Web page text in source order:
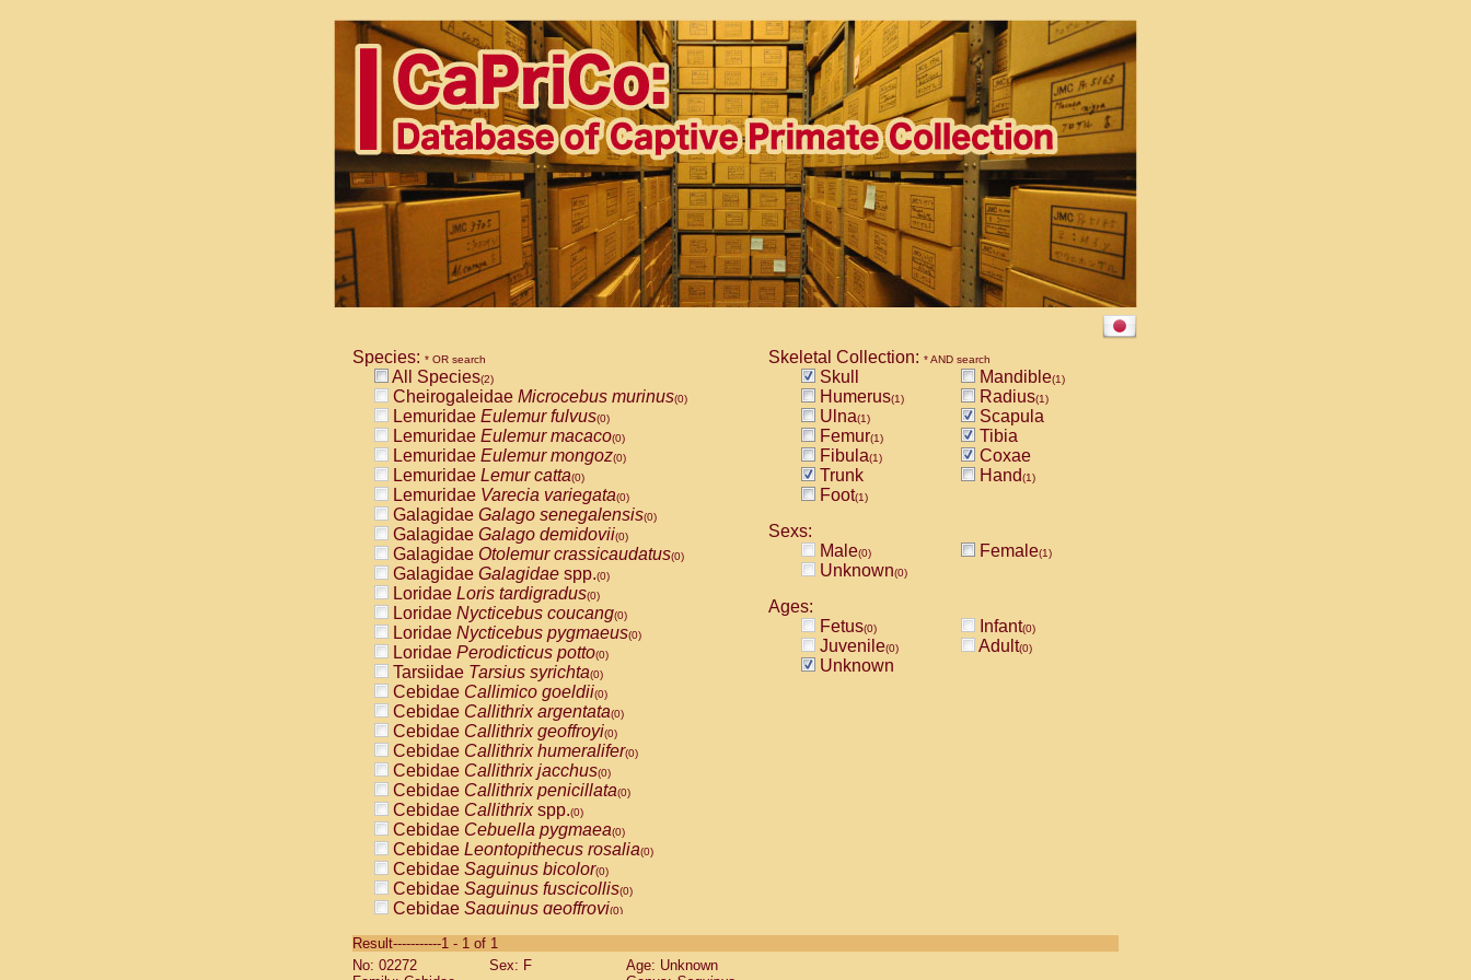
Species: * OR search
All Species(2)
Cheirogaleidae Microcebus murinus(0)
Lemuridae Eulemur fulvus(0)
Lemuridae Eulemur macaco(0)
Lemuridae Eulemur mongoz(0)
Lemuridae Lemur catta(0)
Lemuridae Varecia variegata(0)
Galagidae Galago senegalensis(0)
Galagidae Galago demidovii(0)
Galagidae Otolemur crassicaudatus(0)
Galagidae Galagidae spp.(0)
Loridae Loris tardigradus(0)
Loridae Nycticebus coucang(0)
Loridae Nycticebus pygmaeus(0)
Loridae Perodicticus potto(0)
Tarsiidae Tarsius syrichta(0)
Cebidae Callimico goeldii(0)
Cebidae Callithrix argentata(0)
Cebidae Callithrix geoffroyi(0)
Cebidae Callithrix humeralifer(0)
Cebidae Callithrix jacchus(0)
Cebidae Callithrix penicillata(0)
Cebidae Callithrixspp.(0)
Cebidae Cebuella pygmaea(0)
Cebidae Leontopithecus rosalia(0)
Cebidae Saguinus bicolor(0)
Cebidae Saguinus fuscicollis(0)
Cebidae Saguinus geoffroyi(0)
CebidaeSaguinus labiatus(0)
Cebidae Saguinus leucopus (0)
Skeletal Collection: * AND search
Skull Mandible(1)
Humerus(1) Radius(1)
Ulna(1)
Scapula
Femur(1)
Tibia
Fibula(1)
Coxae
Trunk
Hand(1)
Foot(1)
Sexs:
Male(0) Female(1)
Unknown(0)
Ages:
Fetus(0) Infant(0)
Juvenile(0) Adult(0)
Unknown
Result-----------1 - 1 of 1
No: 02272
Sex: F
Age: Unknown